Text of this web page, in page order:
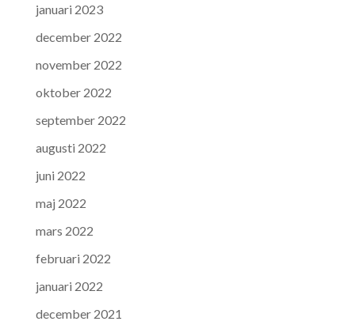
januari 2023
december 2022
november 2022
oktober 2022
september 2022
augusti 2022
juni 2022
maj 2022
mars 2022
februari 2022
januari 2022
december 2021